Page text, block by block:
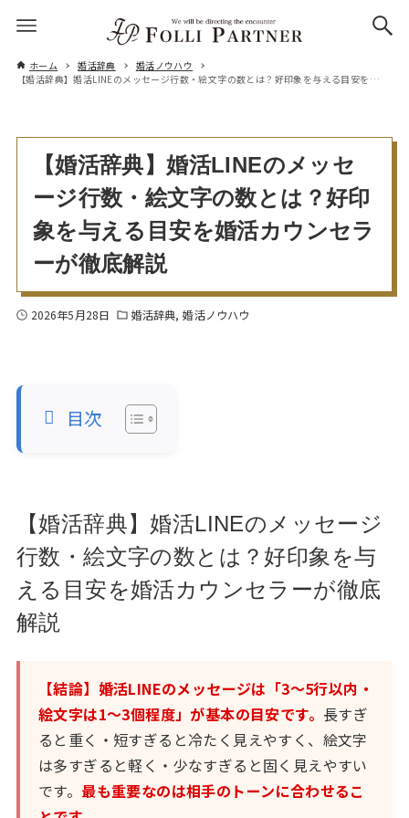
ホーム 婚活辞典
婚活ノウハウ
【婚活辞典】婚活LINEのメッセージ行数・絵文字の数とは？好印象を与える目安を婚活カウンセラーが徹底解説
【婚活辞典】婚活LINEのメッセ
ージ行数・絵文字の数とは？好印
象を与える目安を婚活カウンセラ
ーが徹底解説
2026年5月28日 婚活辞典 婚活ノウハウ
目次
【婚活辞典】婚活LINEのメッセージ
行数・絵文字の数とは？好印象を与
える目安を婚活カウンセラーが徹底
解説
【結論】婚活LINEのメッセージは「3〜5行以内・
絵文字は1〜3個程度」が基本の目安です。 長すぎ
ると重く・短すぎると冷たく見えやすく、絵文字
は多すぎると軽く・少なすぎると固く見えやすい
です。 最も重要なのは相手のトーンに合わせるこ